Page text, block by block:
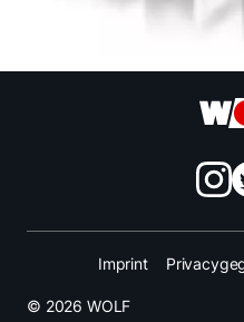
© 2026 WOLF
Imprint